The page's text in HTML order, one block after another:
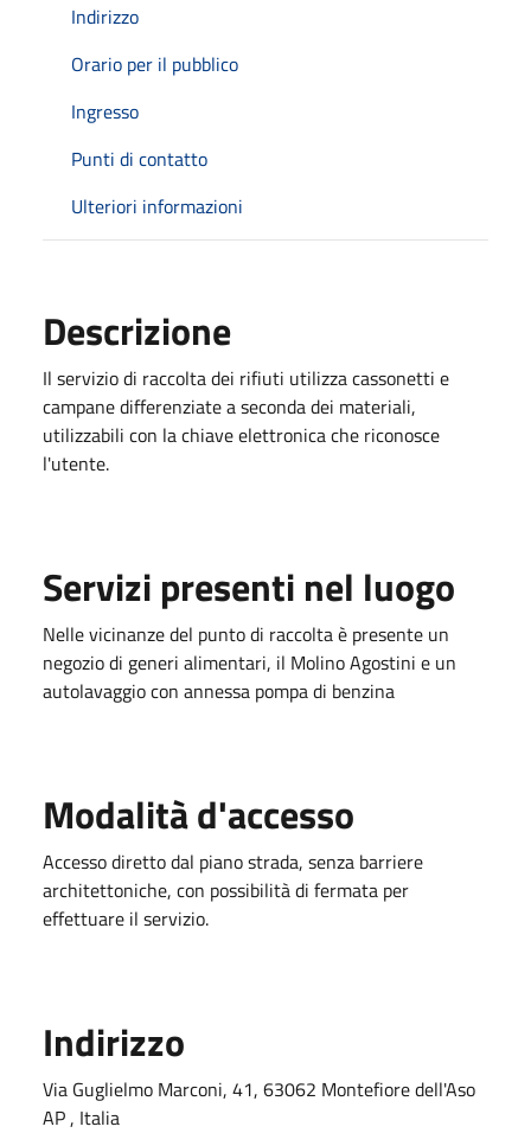
Indirizzo
Orario per il pubblico
Ingresso
Punti di contatto
Ulteriori informazioni
Descrizione
Il servizio di raccolta dei rifiuti utilizza cassonetti e
campane differenziate a seconda dei materiali,
utilizzabili con la chiave elettronica che riconosce
l'utente.
Servizi presenti nel luogo
Nelle vicinanze del punto di raccolta è presente un
negozio di generi alimentari, il Molino Agostini e un
autolavaggio con annessa pompa di benzina
Modalità d'accesso
Accesso diretto dal piano strada, senza barriere
architettoniche, con possibilità di fermata per
effettuare il servizio.
Indirizzo
Via Guglielmo Marconi, 41, 63062 Montefiore dell'Aso
AP , Italia